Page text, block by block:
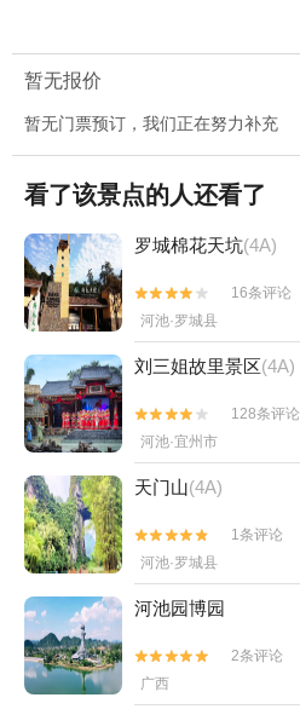
暂无报价
暂无门票预订，我们正在努力补充
看了该景点的人还看了
罗城棉花天坑(4A)


16条评论
河池·罗城县
刘三姐故里景区(4A)


128条评论
河池·宜州市
天门山(4A)


1条评论
河池·罗城县
河池园博园


2条评论
广西